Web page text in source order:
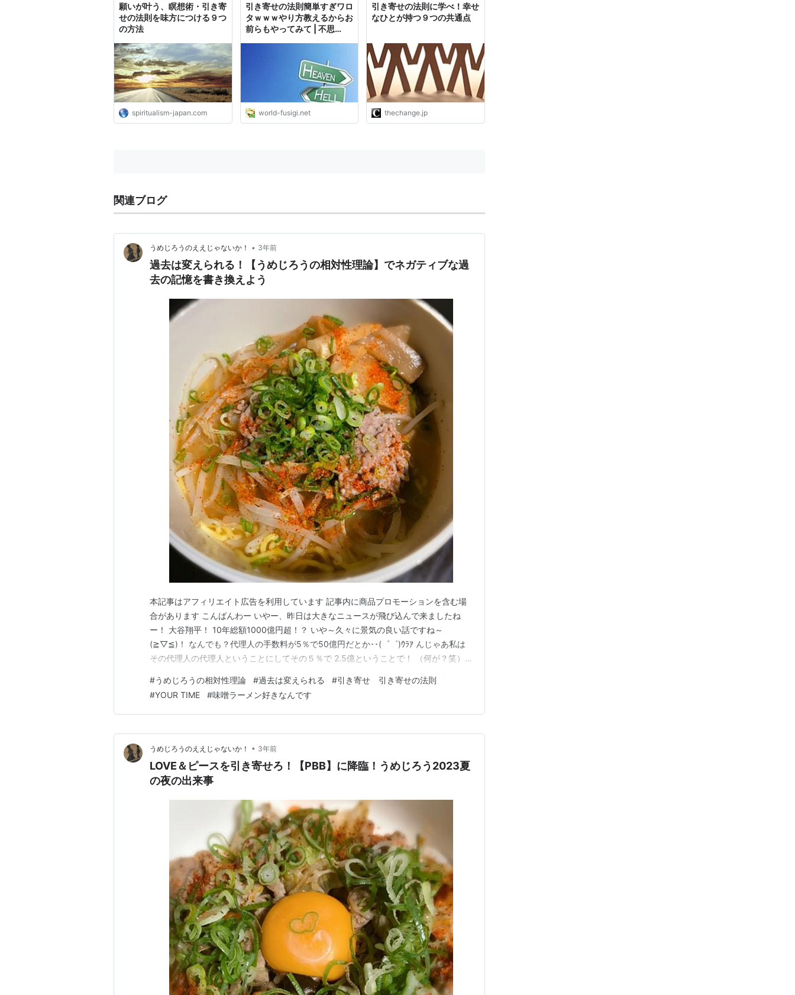
が。 19 ：以下...
願いが叶う、瞑想術・引き寄
せの法則を味方につける９つ
の方法
spiritualism-japan.com
引き寄せの法則簡単すぎワロ
タｗｗｗやり方教えるからお
前らもやってみて | 不思
world-fusigi.net
引き寄せの法則に学べ！幸せ
なひとが持つ９つの共通点
thechange.jp
関連ブログ
うめじろうのええじゃないか！ • 3年前
過去は変えられる！【うめじろうの相対性理論】でネガティブな過
去の記憶を書き換えよう
本記事はアフィリエイト広告を利用しています 記事内に商品プロモーションを含む場
合があります こんばんわー いやー、昨日は大きなニュースが飛び込んで来ましたね
ー！ 大谷翔平！ 10年総額1000億円超！？ いや～久々に景気の良い話ですね～
(≧▽≦)！ なんでも？代理人の手数料が5％で50億円だとか･･(゜゜)ｳﾗｱ んじゃあ私は
その代理人の代理人ということにしてその５％で 2.5億ということで！ （何が？笑）
るんですが･･･ つまるところそれはどういうこと？っていうと･･･ 「この世の全ては気
のせいだ」 とい…
#うめじろうの相対性理論 #過去は変えられる #引き寄せ 引き寄せの法則
#YOUR TIME #味噌ラーメン好きなんです
うめじろうのええじゃないか！ • 3年前
LOVE＆ピースを引き寄せろ！【PBB】に降臨！うめじろう2023夏
の夜の出来事